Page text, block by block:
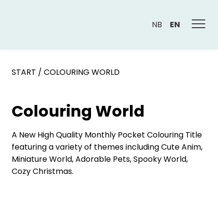
NB EN
START / COLOURING WORLD
Colouring World
A New High Quality Monthly Pocket Colouring Title
featuring a variety of themes including Cute Anim,
Miniature World, Adorable Pets, Spooky World,
Cozy Christmas.